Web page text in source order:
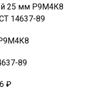
25 мм Р9М4К8
14637-89
89
₽